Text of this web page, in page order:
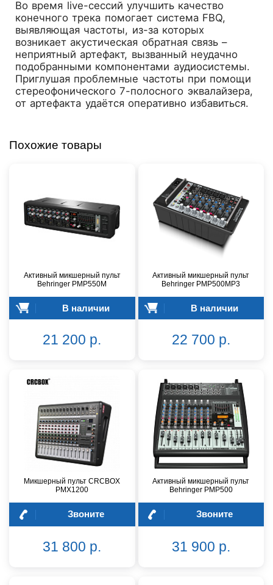
Во время live-сессий улучшить качество
конечного трека помогает система FBQ,
выявляющая частоты, из-за которых
возникает акустическая обратная связь –
неприятный артефакт, вызванный неудачно
подобранными компонентами аудиосистемы.
Приглушая проблемные частоты при помощи
стереофонического 7-полосного эквалайзера,
от артефакта удаётся оперативно избавиться.
Похожие товары
Активный микшерный пульт
Behringer PMP550M
В наличии
21 200 р.
Активный микшерный пульт
Behringer PMP500MP3
В наличии
22 700 р.
Микшерный пульт CRCBOX
PMX1200
Звоните
31 800 р.
Активный микшерный пульт
Behringer PMP500
Звоните
31 900 р.